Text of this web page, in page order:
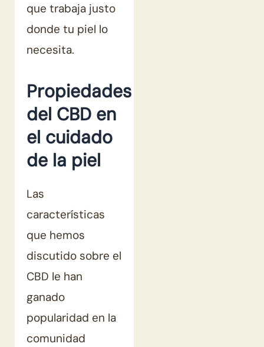
que trabaja justo
donde tu piel lo
necesita.
Propiedades
del CBD en
el cuidado
de la piel
Las
características
que hemos
discutido sobre el
CBD le han
ganado
popularidad en la
comunidad